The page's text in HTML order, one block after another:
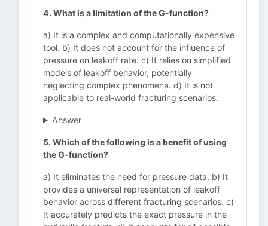
4. What is a limitation of the G-function?
a) It is a complex and computationally expensive
tool. b) It does not account for the influence of
pressure on leakoff rate. c) It relies on simplified
models of leakoff behavior, potentially
neglecting complex phenomena. d) It is not
applicable to real-world fracturing scenarios.
Answer
5. Which of the following is a benefit of using
the G-function?
a) It eliminates the need for pressure data. b) It
provides a universal representation of leakoff
behavior across different fracturing scenarios. c)
It accurately predicts the exact pressure in the